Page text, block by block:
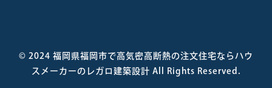
© 2024 福岡県福岡市で高気密高断熱の注文住宅ならハウ
スメーカーのレガロ建築設計 All Rights Reserved.